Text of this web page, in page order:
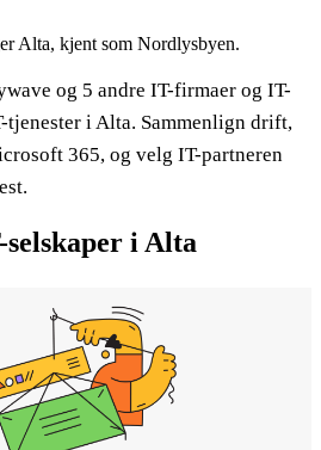
Alta, kjent som Nordlysbyen.
og 5 andre IT-firmaer og IT-
tjenester i Alta. Sammenlign drift,
365, og velg IT-partneren
i Alta